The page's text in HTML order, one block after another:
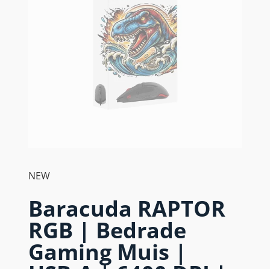
NEW
Baracuda RAPTOR
RGB | Bedrade
Gaming Muis |